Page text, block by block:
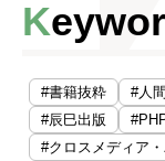
#書籍抜粋 #人
#辰巳出版
#クロスメディア